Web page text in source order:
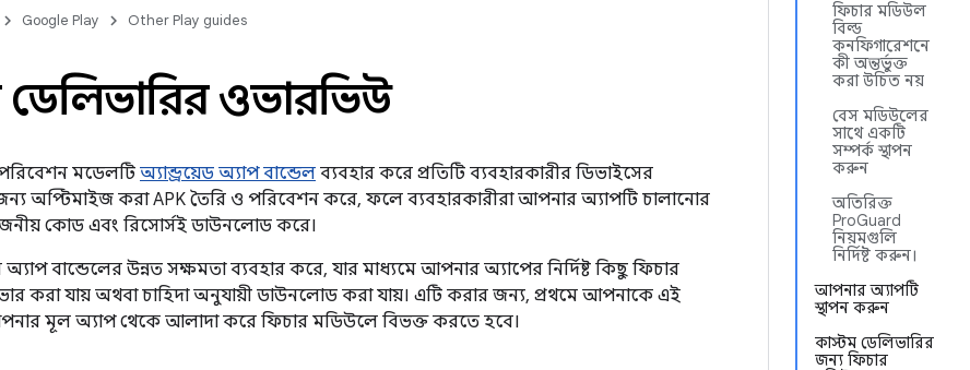
ফিচার মডিউল
বিল্ড
কনফিগারেশনে
কী অন্তর্ভুক্ত
করা উচিত নয়
বেস মডিউলের
সাথে একটি
সম্পর্ক স্থাপন
করুন
অতিরিক্ত
ProGuard
নিয়মগুলি
নির্দিষ্ট করুন।
আপনার অ্যাপটি
স্থাপন করুন
কাস্টম ডেলিভারির
জন্য ফিচার
Google Play Other Play guides
ডেলিভারির ওভারভিউ
মডেলটি অ্যান্ড্রয়েড অ্যাপ বান্ডেল ব্যবহার করে প্রতিটি ব্যবহারকারীর ডিভাইসের
অপ্টিমাইজ করা APK তৈরি ও পরিবেশন করে, ফলে ব্যবহারকারীরা আপনার অ্যাপটি চালানোর
কোড এবং রিসোর্সই ডাউনলোড করে।
অ্যাপ বান্ডেলের উন্নত সক্ষমতা ব্যবহার করে, যার মাধ্যমে আপনার অ্যাপের নির্দিষ্ট কিছু ফিচার
করা যায় অথবা চাহিদা অনুযায়ী ডাউনলোড করা যায়। এটি করার জন্য, প্রথমে আপনাকে এই
মূল অ্যাপ থেকে আলাদা করে ফিচার মডিউলে বিভক্ত করতে হবে।